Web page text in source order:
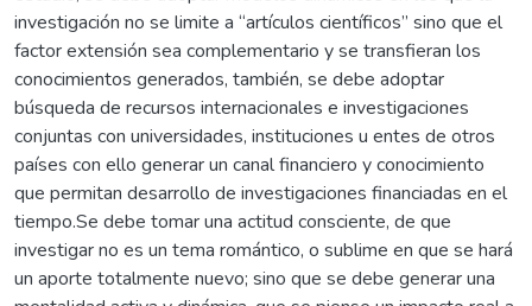
investigación no se limite a “artículos científicos” sino que el
factor extensión sea complementario y se transfieran los
conocimientos generados, también, se debe adoptar
búsqueda de recursos internacionales e investigaciones
conjuntas con universidades, instituciones u entes de otros
países con ello generar un canal financiero y conocimiento
que permitan desarrollo de investigaciones financiadas en el
tiempo.Se debe tomar una actitud consciente, de que
investigar no es un tema romántico, o sublime en que se hará
un aporte totalmente nuevo; sino que se debe generar una